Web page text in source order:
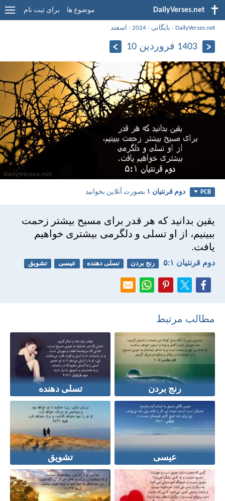
DailyVerses.net موضوع ها برای ثبت نام
DailyVerses.net
› بایگانی ›
2024
› اسفند
1403 فروردین 10
PCB دوم قرنتیان ۱ بصورت آنلاین بخوانید
يقين بدانيد كه هر قدر برای مسيح بيشتر زحمت
ببينيم، از او تسلی و دلگرمی بيشتری خواهيم
يافت.
دوم قرنتیان ۱:‏۵ رنج بردن تسلی دهنده عیسی تشویق
مطالب مرتبط
رنج بردن تسلی دهنده
عیسی تشویق